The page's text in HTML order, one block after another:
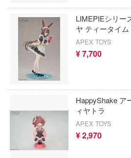
LIMEPIEシリー
ヤ ティータイム
APEX TOYS
¥ 7,700
HappyShake ア
ィヤトラ
APEX TOYS
¥ 2,970
ウルトラ
うる星やつ
ウマ娘
宇宙戦艦
ELDEN
英雄伝説
イダー
者になりたくて!
しょうじょ!!
お借りします
様は告らせたい？～天才たちの恋愛頭